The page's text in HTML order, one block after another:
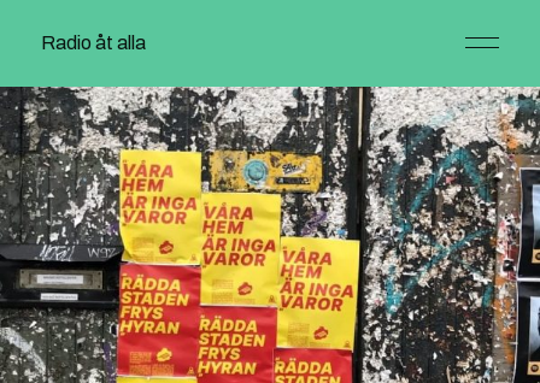
Radio åt alla